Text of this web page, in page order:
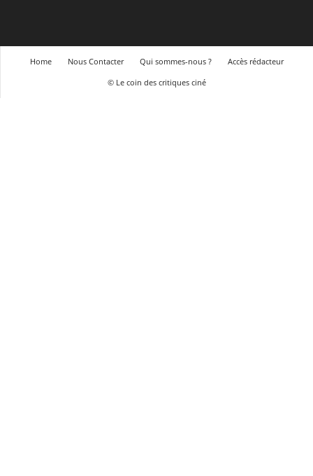
Home Nous Contacter Qui sommes-nous ?
Accès rédacteur
© Le coin des critiques ciné